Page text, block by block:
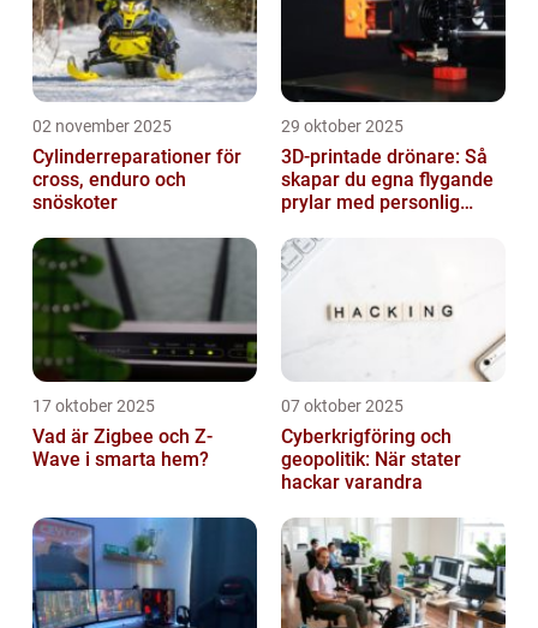
02 november 2025
Cylinderreparationer för
cross, enduro och
snöskoter
29 oktober 2025
3D-printade drönare: Så
skapar du egna flygande
prylar med personlig
17 oktober 2025
Vad är Zigbee och Z-
Wave i smarta hem?
07 oktober 2025
Cyberkrigföring och
geopolitik: När stater
hackar varandra